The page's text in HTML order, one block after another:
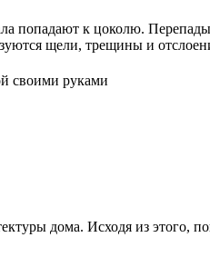
попадают к цоколю.
щели, трещины и
дома. Исходя из этого,